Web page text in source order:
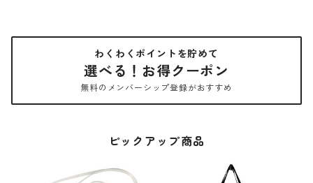
わくわくポイントを貯めて
選べる！お得クーポン
無料のメンバーシップ登録がおすすめ
ピックアップ商品